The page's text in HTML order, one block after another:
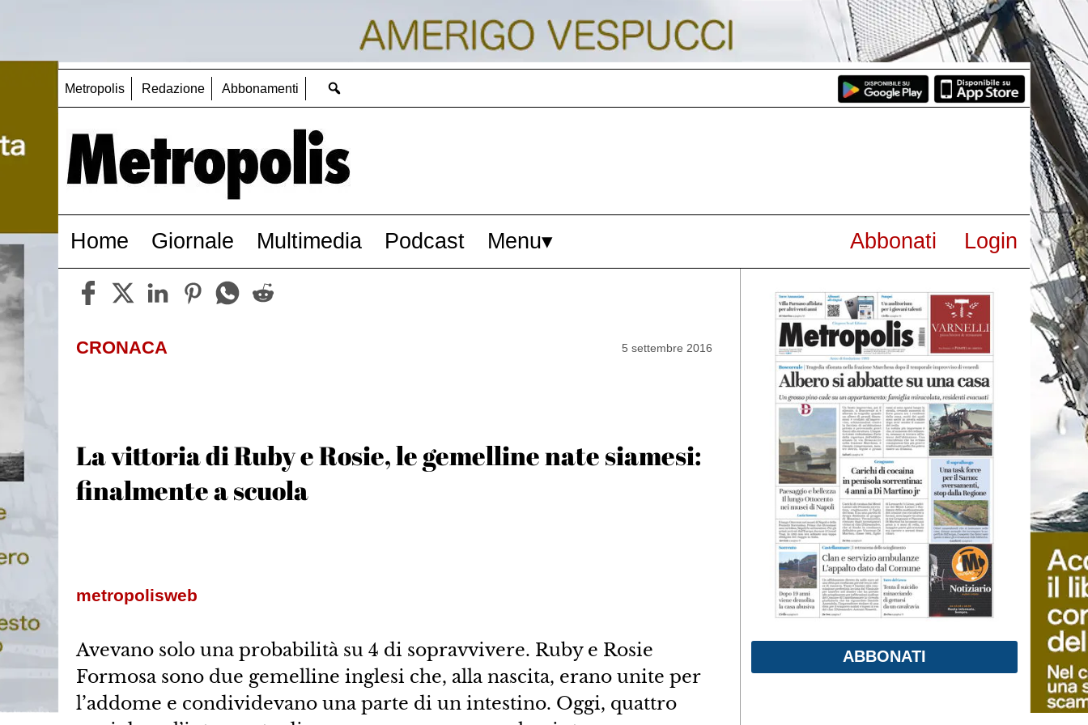
Metropolis Redazione Abbonamenti
Home Giornale Multimedia Podcast Menu Abbonati Login
CRONACA 5 settembre 2016
La vittoria di Ruby e Rosie, le gemelline nate siamesi:
finalmente a scuola
metropolisweb
Avevano solo una probabilità su 4 di sopravvivere. Ruby e Rosie
Formosa sono due gemelline inglesi che, alla nascita, erano unite per
l’addome e condividevano una parte di un intestino. Oggi, quattro
ABBONATI